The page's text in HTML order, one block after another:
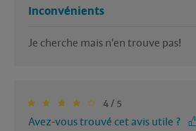
Inconvénients
Je cherche mais n'en trouve pas!
4 / 5
Avez-vous trouvé cet avis utile ?